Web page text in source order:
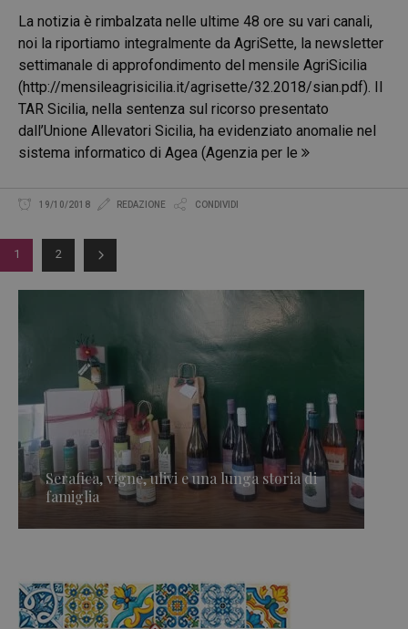
La notizia è rimbalzata nelle ultime 48 ore su vari canali,
noi la riportiamo integralmente da AgriSette, la newsletter
settimanale di approfondimento del mensile AgriSicilia
(http://mensileagrisicilia.it/agrisette/32.2018/sian.pdf). Il
TAR Sicilia, nella sentenza sul ricorso presentato
dall’Unione Allevatori Sicilia, ha evidenziato anomalie nel
sistema informatico di Agea (Agenzia per le
19/10/2018 REDAZIONE CONDIVIDI
1 2
Serafica, vigne, ulivi e una lunga storia di
famiglia